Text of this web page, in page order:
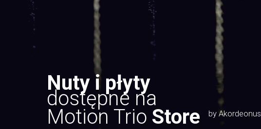
Nuty i płyty
dostępne na
Motion Trio Store by Akordeonus